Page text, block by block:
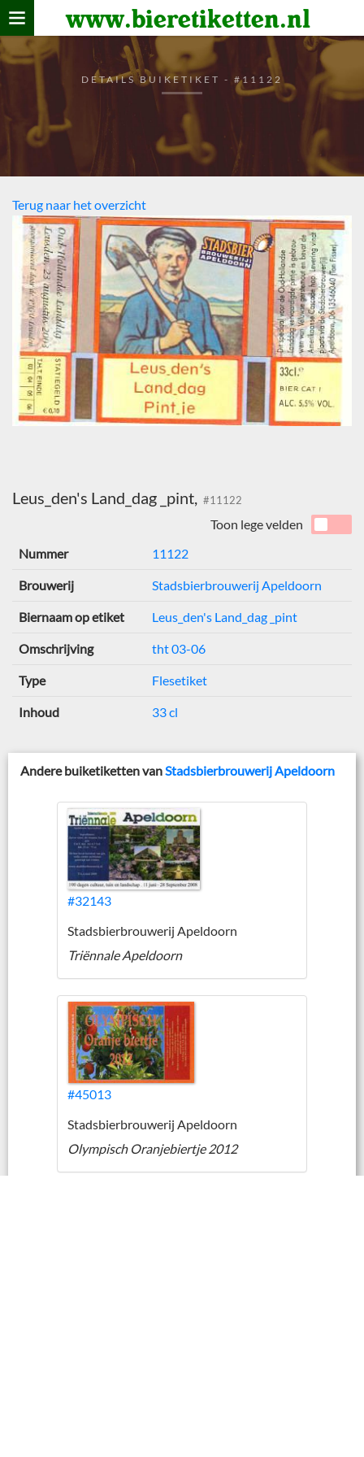
www.bieretiketten.nl
Home
verzamelen
De bierkaart
Bezoekers
DETAILS BUIKETIKET - #11122
Terug naar het overzicht
Leus_den's Land_dag _pint, #11122
Toon lege velden
Nummer
11122
Brouwerij Stadsbierbrouwerij Apeldoorn
Biernaam op etiket Leus_den's Land_dag _pint
Omschrijving tht 03-06
Type Flesetiket
Inhoud 33 cl
Andere buiketiketten vanStadsbierbrouwerij Apeldoorn
#32143
Stadsbierbrouwerij Apeldoorn
Triënnale Apeldoorn
#45013
Stadsbierbrouwerij Apeldoorn
Olympisch Oranjebiertje 2012